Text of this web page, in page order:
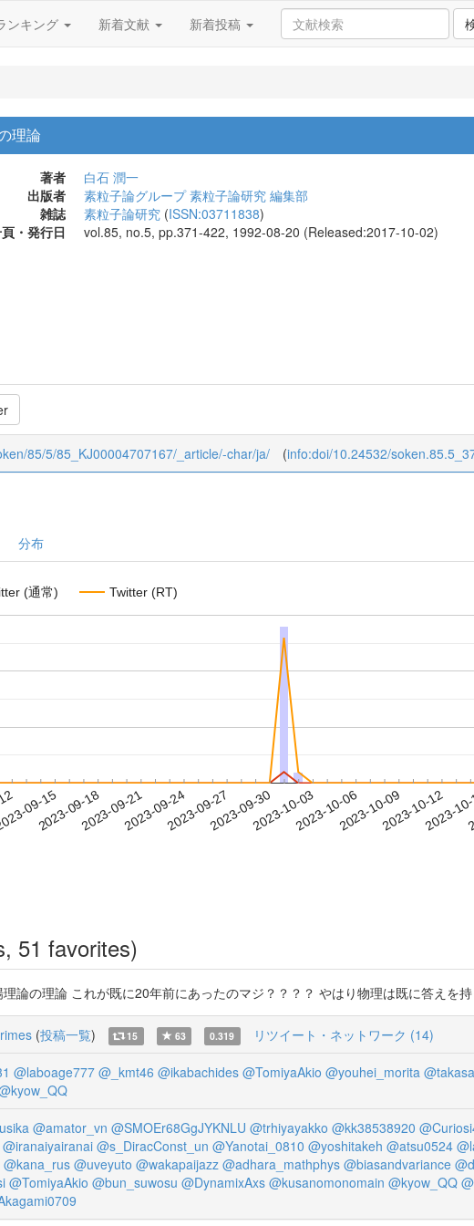
ンキング 新着文献 新着投稿
理論
著者
白石 潤一
出版者
素粒子論グループ 素粒子論研究 編集部
雑誌
素粒子論研究 (ISSN:03711838)
・発行日
vol.85, no.5, pp.371-422, 1992-08-20 (Released:2017-10-02)
85/5/85_KJ00004707167/_article/-char/ja/ (info:doi/10.24532/
分布
(通常) Twitter (RT)
09-15
2023-09-182023-09-212023-09-242023-09-272023-09-302023-10-032023-10-062023-10-092023-10-12
2023-
51 favorites)
論の理論 これが既に20年前にあったのマジ？？？？ やはり物理は既に答えを
(投稿一覧) 15 63 0.319 リツイート・ネットワーク (14)
@laboage777 @_kmt46 @ikabachides @TomiyaAkio @youhei_morita
@amator_vn @SMOEr68GgJYKNLU @trhiyayakko @kk38538920
@iranaiyairanai @s_DiracConst_un @Yanotai_0810 @yoshitakeh @atsu0524
@kana_rus @uveyuto @wakapaijazz @adhara_mathphys @biasandvariance
@TomiyaAkio @bun_suwosu @DynamixAxs @kusanomonomain @kyow_QQ